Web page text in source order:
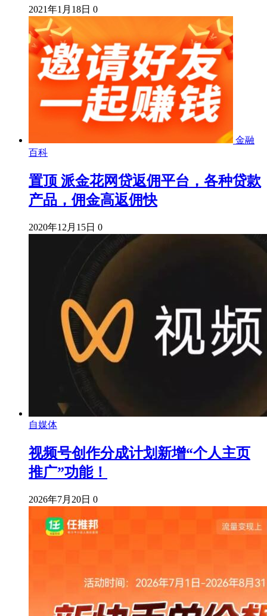
2021年1月18日 0
金融
百科
置顶 派金花网贷返佣平台，各种贷款
产品，佣金高返佣快
2020年12月15日 0
自媒体
视频号创作分成计划新增“个人主页
推广”功能！
2026年7月20日 0